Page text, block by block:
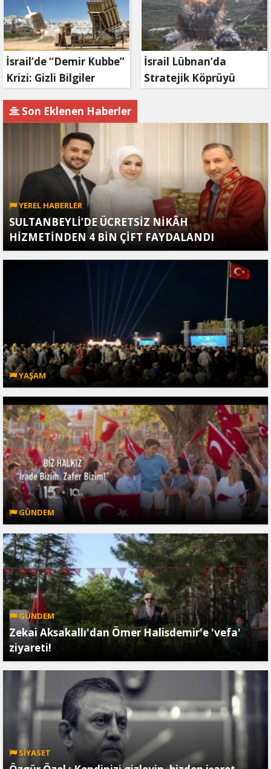
İsrail’de “Demir Kubbe”
Krizi: Gizli Bilgiler
Gözaltında
İsrail Lübnan’da
Stratejik Köprüyü
Son Eklenen Haberler
YEREL HABERLER
SULTANBEYLİ’DE ÜCRETSİZ NİKÂH
HİZMETİNDEN 4 BİN ÇİFT FAYDALANDI
YAŞAM
GÜNDEM
GÜNDEM
Zekai Aksakallı'dan Ömer Halisdemir'e 'vefa'
ziyareti!
SİYASET